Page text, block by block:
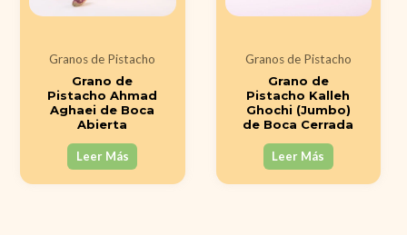
Granos de Pistacho
Grano de
Pistacho Ahmad
Aghaei de Boca
Abierta
Leer Más
Granos de Pistacho
Grano de
Pistacho Kalleh
Ghochi (Jumbo)
de Boca Cerrada
Leer Más